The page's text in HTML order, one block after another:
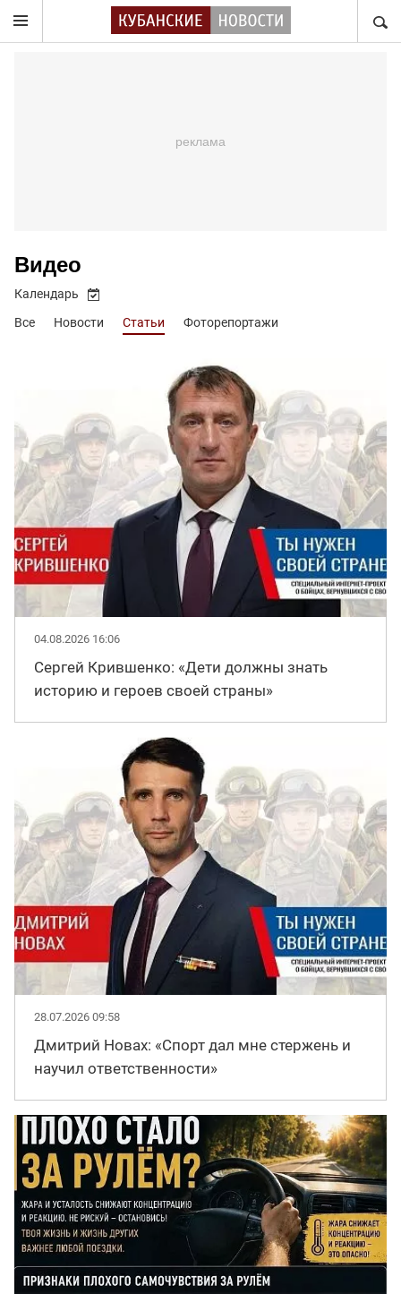
Видео
Все Новости Статьи Фоторепортажи
Календарь
04.08.2026 16:06
Сергей Крившенко: «Дети должны знать
историю и героев своей страны»
28.07.2026 09:58
Дмитрий Новах: «Спорт дал мне стержень и
научил ответственности»